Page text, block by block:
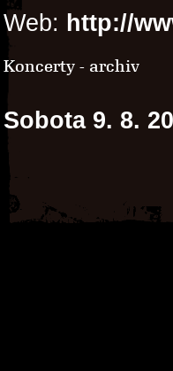
Web: http://
Koncerty - archiv
Sobota 9. 8.